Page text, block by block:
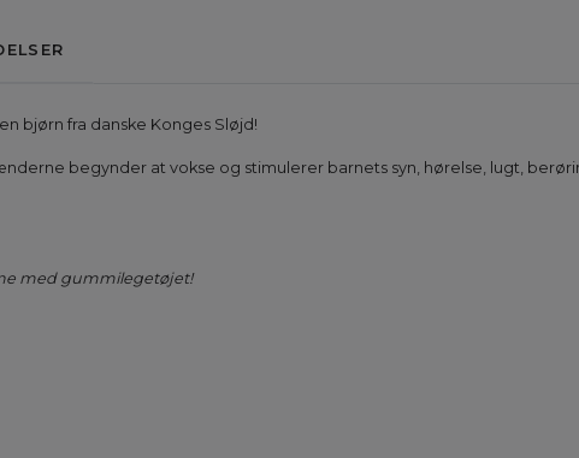
bjørn fra danske Konges Sløjd!
begynder at vokse og stimulerer barnets syn, hørelse, lugt,
med gummilegetøjet!